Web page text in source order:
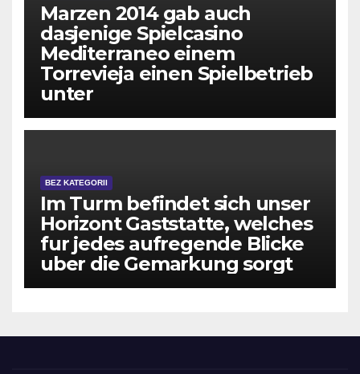
Marzen 2014 gab auch
dasjenige Spielcasino
Mediterraneo einem
Torrevieja einen Spielbetrieb
unter
BEZ KATEGORII
Im Turm befindet sich unser
Horizont Gaststatte, welches
fur jedes aufregende Blicke
uber die Gemarkung sorgt